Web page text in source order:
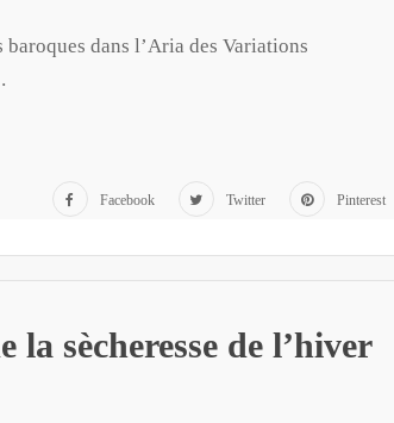
dans l’Aria des Variations
Facebook Twitter Pinterest
sècheresse de l’hiver